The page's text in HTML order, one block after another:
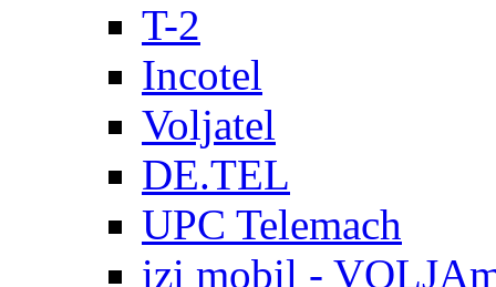
T-2
Incotel
Voljatel
DE.TEL
UPC Telemach
izi mobil -